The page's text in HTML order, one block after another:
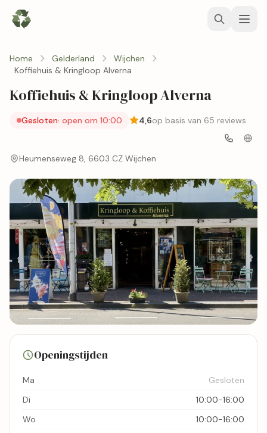
Home Gelderland
Wijchen
Koffiehuis & Kringloop Alverna
Koffiehuis & Kringloop Alverna
Gesloten· open om 10:00 4,6op basis van 65 reviews
Heumenseweg 8, 6603 CZ Wijchen
Bekijk kaart
Openingstijden
Ma
Gesloten
Di
10:00-16:00
Wo
10:00-16:00